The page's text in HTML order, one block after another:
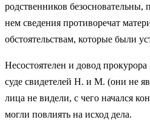
родственников безосновательны,
нем сведения противоречат
обстоятельствам, которые были
Несостоятелен и довод прокурора
суде свидетелей Н. и М. (они не
лица не видели, с чего начался
могли повлиять на исход дела.